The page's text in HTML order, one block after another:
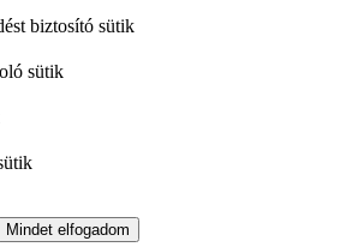
biztosító sütik
sütik
Mindet elfogadom